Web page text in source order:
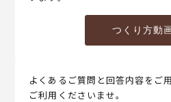
つくり方動
よくあるご質問と回答内容をご
ご利用くださいませ。